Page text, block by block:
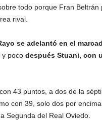
todo porque Fran Beltrán
rival.
se adelantó en el
y poco después Stuani, con
43 puntos, a dos de la
con 39, solo dos por
Segunda del Real Oviedo.